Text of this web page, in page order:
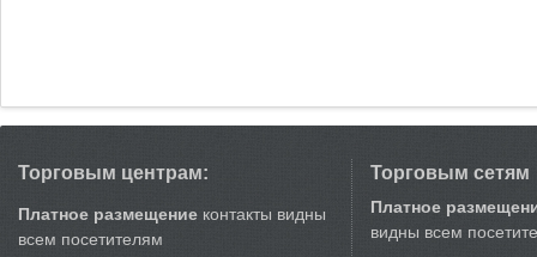
Торговым центрам:
Платное размещение контакты видны
всем посетителям
Торговым сетям
Платное
видны всем